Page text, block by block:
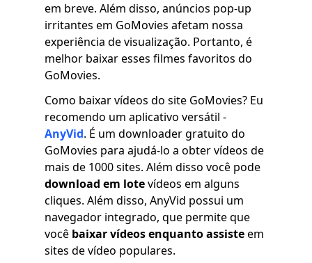
em breve. Além disso, anúncios pop-up
irritantes em GoMovies afetam nossa
experiência de visualização. Portanto, é
melhor baixar esses filmes favoritos do
GoMovies.
Como baixar vídeos do site GoMovies? Eu
recomendo um aplicativo versátil -
AnyVid. É um downloader gratuito do
GoMovies para ajudá-lo a obter vídeos de
mais de 1000 sites. Além disso você pode
download em lotevídeos em alguns
cliques. Além disso, AnyVid possui um
navegador integrado, que permite que
você baixar vídeos enquanto assisteem
sites de vídeo populares.